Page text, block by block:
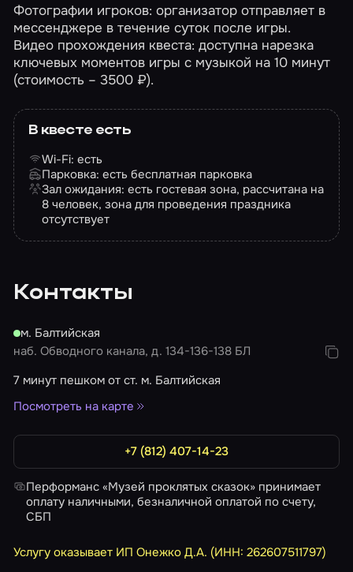
Фотографии игроков: организатор отправляет в
мессенджере в течение суток после игры.
Видео прохождения квеста: доступна нарезка
ключевых моментов игры с музыкой на 10 минут
(стоимость – 3500 ₽).
В квесте есть
Wi-Fi: есть
Парковка: есть бесплатная парковка
Зал ожидания: есть гостевая зона, рассчитана на
8 человек, зона для проведения праздника
отсутствует
Контакты
м. Балтийская
наб. Обводного канала, д. 134-136-138 БЛ
7 минут пешком от ст. м. Балтийская
Посмотреть на карте
+7 (812) 407-14-23
Перформанс «Музей проклятых сказок» принимает
оплату наличными, безналичной оплатой по счету,
СБП
Услугу оказывает ИП Онежко Д.А. (ИНН: 262607511797)